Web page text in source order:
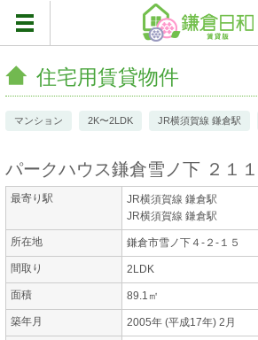
住宅用賃貸物件
マンション 2K〜2LDK JR横須賀線 鎌倉駅
パークハウス鎌倉雪ノ下 ２１１
最寄り駅
JR横須賀線 鎌倉駅
JR横須賀線 鎌倉駅
所在地 鎌倉市雪ノ下４-２-１５
間取り 2LDK
面積 89.1㎡
築年月 2005年 (平成17年) 2月